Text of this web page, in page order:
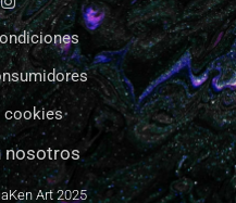
cookies
nosotros
Art2025